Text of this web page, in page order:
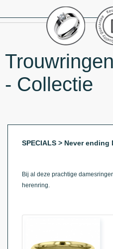
- Collectie
SPECIALS > Never ending
Bij al deze prachtige
herenring.